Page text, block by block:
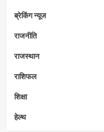
ब्रेकिंग न्यूज
राजनीति
राजस्थान
राशिफल
शिक्षा
हेल्थ